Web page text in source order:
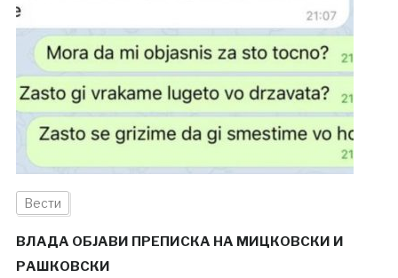
Вести
ВЛАДА ОБЈАВИ ПРЕПИСКА НА МИЦКОВСКИ И
РАШКОВСКИ